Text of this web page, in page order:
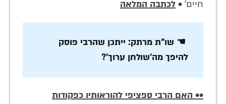
חיים' • לכתבה המלאה
☚ שו"ת מרתק: ייתכן שהרבי פוסק
להיפך מה'שולחן ערוך'?
•• האם הרבי ספציפי להוראותיו כפקודות